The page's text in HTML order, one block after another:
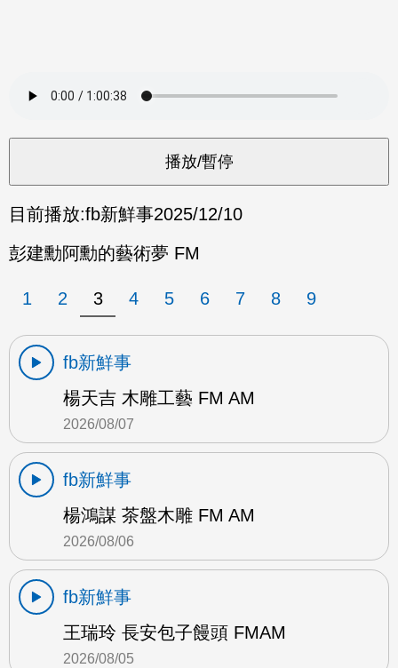
目前播放:fb新鮮事2025/12/10
彭建勳阿勳的藝術夢 FM
1 2 3 4 5 6 7 8 9
fb新鮮事
楊天吉 木雕工藝 FM AM
2026/08/07
fb新鮮事
楊鴻謀 茶盤木雕 FM AM
2026/08/06
fb新鮮事
王瑞玲 長安包子饅頭 FMAM
2026/08/05